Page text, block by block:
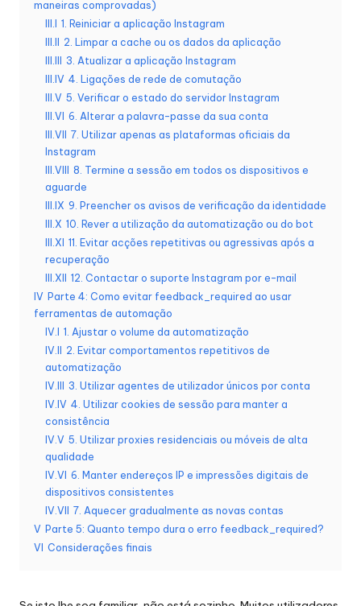
si
-
O
maneiras comprovadas)
1. Reiniciar a aplicação Instagram
2. Limpar a cache ou os dados da aplicação
3. Atualizar a aplicação Instagram
III.IV 4. Ligações de rede de comutação
III.V 5. Verificar o estado do servidor Instagram
III.VI 6. Alterar a palavra-passe da sua conta
III.VII
7. Utilizar apenas as plataformas oficiais da
Instagram
III.VIII
8. Termine a sessão em todos os dispositivos e
aguarde
III.IX 9. Preencher os avisos de verificação da identidade
III.X 10. Rever a utilização da automatização ou do bot
III.XI 11. Evitar acções repetitivas ou agressivas após a
recuperação
III.XII
12. Contactar o suporte Instagram por e-mail
IV Parte 4: Como evitar feedback_required ao usar
ferramentas de automação
IV.I
1. Ajustar o volume da automatização
IV.II
2. Evitar comportamentos repetitivos de
automatização
IV.III
3. Utilizar agentes de utilizador únicos por conta
IV.IV 4. Utilizar cookies de sessão para manter a
consistência
IV.V 5. Utilizar proxies residenciais ou móveis de alta
qualidade
IV.VI 6. Manter endereços IP e impressões digitais de
dispositivos consistentes
IV.VII
7. Aquecer gradualmente as novas contas
V Parte 5: Quanto tempo dura o erro feedback_required?
VI Considerações finais